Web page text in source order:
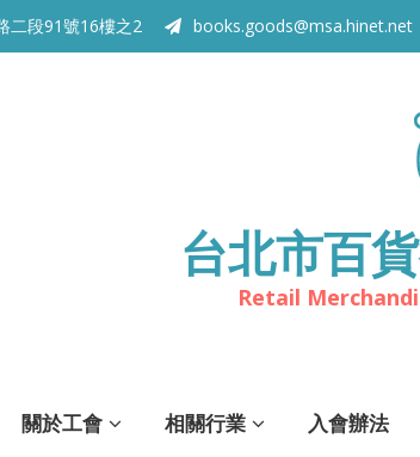
二段91號16樓之2 books.goods@msa.hinet.net
台北市百
Retail
關於工會 相關行業 入會辦法